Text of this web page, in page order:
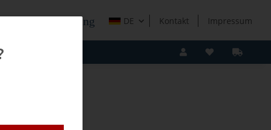
Holzverarbeitung DE Kontakt Impressum